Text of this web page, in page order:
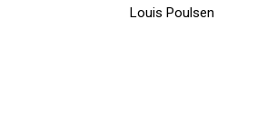
Louis Poulsen